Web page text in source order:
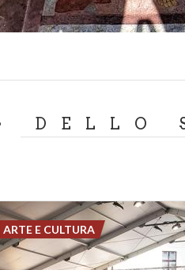
DELLO
ARTE E CULTURA